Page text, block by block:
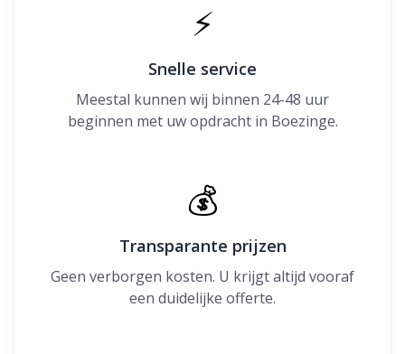
⚡
Snelle service
Meestal kunnen wij binnen 24-48 uur
beginnen met uw opdracht in Boezinge.
💰
Transparante prijzen
Geen verborgen kosten. U krijgt altijd vooraf
een duidelijke offerte.